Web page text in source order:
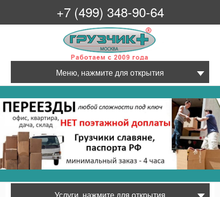
+7 (499) 348-90-64
Грузчик+
Меню, нажмите для открытия